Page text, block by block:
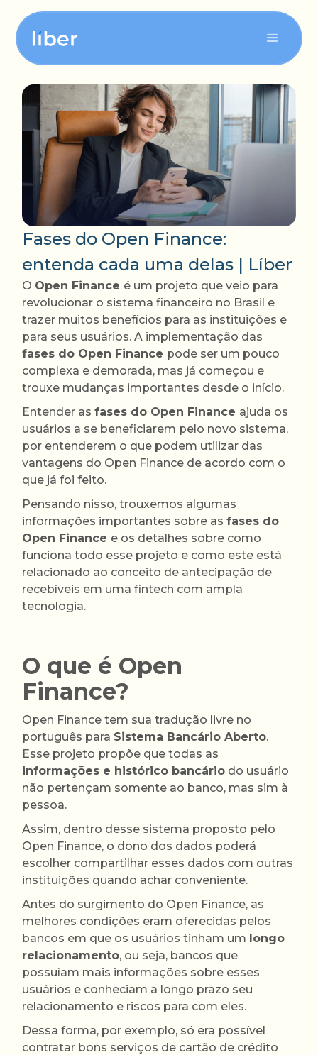
Para sua tesouraria
Para seu contas a pagar
Para seu contas a receber
Fases do Open Finance:
entenda cada uma delas | Líber
O Open Finance é um projeto que veio para
revolucionar o sistema financeiro no Brasil e
trazer muitos benefícios para as instituições e
para seus usuários. A implementação das
fases do Open Finance pode ser um pouco
complexa e demorada, mas já começou e
trouxe mudanças importantes desde o início.
Entender asfases do Open Finance ajuda os
usuários a se beneficiarem pelo novo sistema,
por entenderem o que podem utilizar das
vantagens do Open Finance de acordo com o
que já foi feito.
Pensando nisso, trouxemos algumas
informações importantes sobre asfases do
Open Finance e os detalhes sobre como
funciona todo esse projeto e como este está
relacionado ao conceito de antecipação de
recebíveis em uma fintech com ampla
tecnologia.
O que é Open
Finance?
Open Finance tem sua tradução livre no
português para Sistema Bancário Aberto.
Esse projeto propõe que todas as
informações e histórico bancário do usuário
não pertençam somente ao banco, mas sim à
pessoa.
Assim, dentro desse sistema proposto pelo
Open Finance, o dono dos dados poderá
escolher compartilhar esses dados com outras
instituições quando achar conveniente.
Antes do surgimento do Open Finance, as
melhores condições eram oferecidas pelos
bancos em que os usuários tinham um longo
relacionamento, ou seja, bancos que
possuíam mais informações sobre esses
usuários e conheciam a longo prazo seu
relacionamento e riscos para com eles.
Dessa forma, por exemplo, só era possível
contratar bons serviços de cartão de crédito